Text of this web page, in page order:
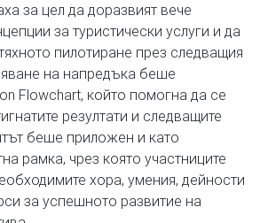
за цел да доразвият вече
за туристически услуги и да
пилотиране през следващия
на напредъка беше
Flowchart, който помогна да се
резултати и следващите
беше приложен и като
рамка, чрез която участниците
хора, умения, дейности
за успешното развитие на